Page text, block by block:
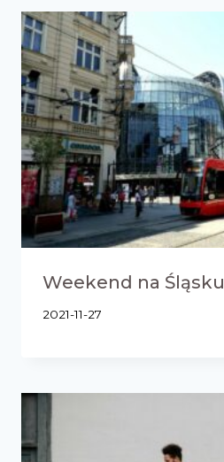
Weekend na Śląsku
2021-11-27